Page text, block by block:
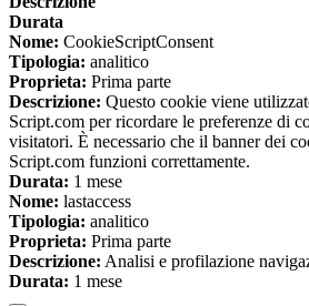
Durata
Nome: CookieScriptConsent
Tipologia: analitico
Proprieta: Prima parte
Descrizione: Questo cookie viene
Script.com per ricordare le preferenze di
visitatori. È necessario che il banner dei
Script.com funzioni correttamente.
Durata: 1 mese
Nome: lastaccess
Tipologia: analitico
Proprieta: Prima parte
Descrizione: Analisi e profilazione
Durata: 1 mese